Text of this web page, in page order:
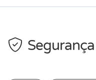
Segurança